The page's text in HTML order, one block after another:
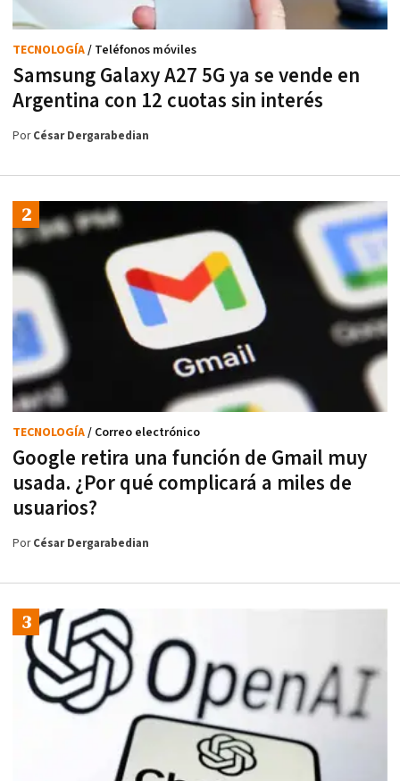
Samsung Galaxy A27 5G ya se vende en
Argentina con 12 cuotas sin interés
TECNOLOGÍA/ Teléfonos móviles
PorCésar Dergarabedian
Google retira una función de Gmail muy
usada. ¿Por qué complicará a miles de
usuarios?
TECNOLOGÍA/ Correo electrónico
PorCésar Dergarabedian